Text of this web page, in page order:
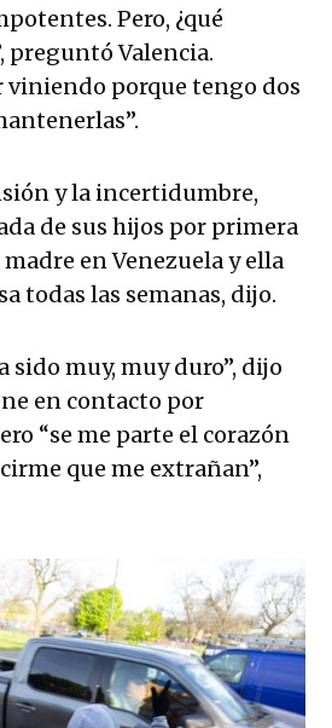
Pero, ¿qué
preguntó Valencia.
viniendo porque tengo dos
y la incertidumbre,
de sus hijos por primera
en Venezuela y ella
todas las semanas, dijo.
sido muy, muy duro”, dijo
en contacto por
“se me parte el corazón
que me extrañan”,